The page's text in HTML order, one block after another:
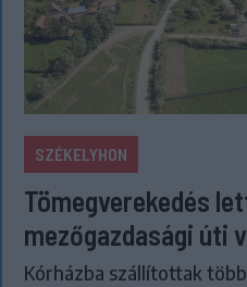
SZÉKELYHON
Tömegverekedés
mezőgazdasági úti
Kórházba szállítottak